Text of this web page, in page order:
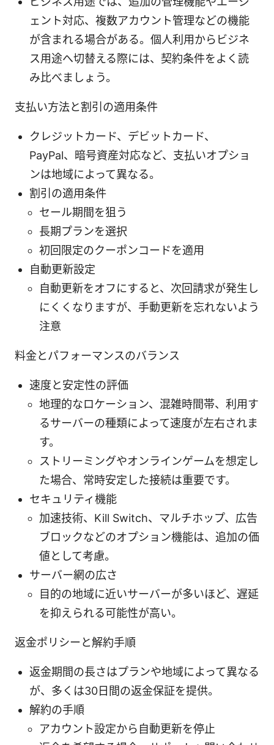
ェント対応、複数アカウント管理などの機能
が含まれる場合がある。個人利用からビジネ
ス用途へ切替える際には、契約条件をよく読
み比べましょう。
支払い方法と割引の適用条件
クレジットカード、デビットカード、
PayPal、暗号資産対応など、支払いオプショ
ンは地域によって異なる。
割引の適用条件
セール期間を狙う
長期プランを選択
初回限定のクーポンコードを適用
自動更新設定
自動更新をオフにすると、次回請求が発生し
にくくなりますが、手動更新を忘れないよう
注意
料金とパフォーマンスのバランス
速度と安定性の評価
地理的なロケーション、混雑時間帯、利用す
るサーバーの種類によって速度が左右されま
す。
ストリーミングやオンラインゲームを想定し
た場合、常時安定した接続は重要です。
セキュリティ機能
加速技術、Kill Switch、マルチホップ、広告
ブロックなどのオプション機能は、追加の価
値として考慮。
サーバー網の広さ
目的の地域に近いサーバーが多いほど、遅延
を抑えられる可能性が高い。
返金ポリシーと解約手順
返金期間の長さはプランや地域によって異なる
が、多くは30日間の返金保証を提供。
解約の手順
アカウント設定から自動更新を停止